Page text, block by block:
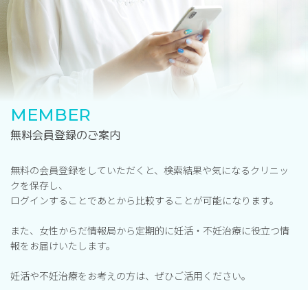
MEMBER
無料会員登録のご案内
無料の会員登録をしていただくと、検索結果や気になるクリニッ
クを保存し、
ログインすることであとから比較することが可能になります。
また、女性からだ情報局から定期的に妊活・不妊治療に役立つ情
報をお届けいたします。
妊活や不妊治療をお考えの方は、ぜひご活用ください。